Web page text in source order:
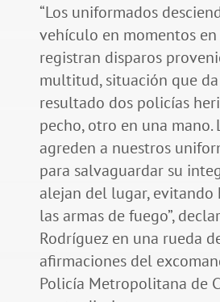
“Los uniformados
vehículo en momentos en
registran disparos
multitud, situación que
resultado dos policías
pecho, otro en una mano.
agreden a nuestros
para salvaguardar su
alejan del lugar, evitando
las armas de fuego”,
Rodríguez en una rueda
afirmaciones del
Policía Metropolitana de